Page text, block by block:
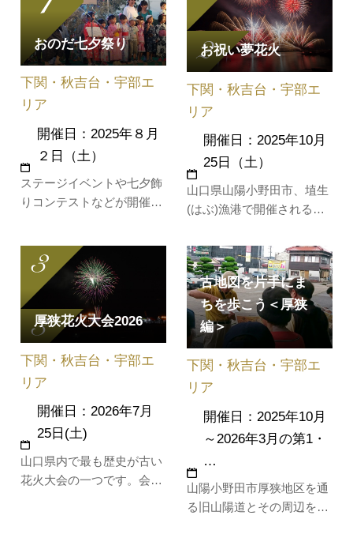
おのだ七夕祭り
ステージイベントや七夕飾
りコンテストなどが開催さ
下関・秋吉台・宇部エ
リア
開催日：2025年８月
２日（土）
お祝い夢花火
山口県山陽小野田市、埴生
(はぶ)漁港で開催される秋
者観覧席」(事前申込制)で
は、地元飲食店等の出店に
より囲まれたテーブル観覧
席において、家族や仲間と
共に食事をしながら、ゆっ
くりと花火を楽しむことが
できます。出産・健康・長
寿・開店…
下関・秋吉台・宇部エ
リア
開催日：2025年10月
25日（土）
厚狭花火大会2026
山口県内で最も歴史が古い
花火大会の一つです。会場
下関・秋吉台・宇部エ
リア
開催日：2026年7月
25日(土)
古地図を片手にま
ちを歩こう＜厚狭
編＞
山陽小野田市厚狭地区を通
る旧山陽道とその周辺を歩
下関・秋吉台・宇部エ
リア
開催日：2025年10月
～2026年3月の第1・
…